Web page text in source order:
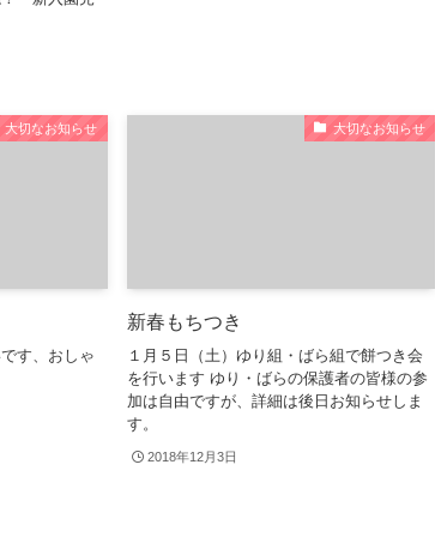
大切なお知らせ
す、おしゃ
大切なお知らせ
新春もちつき
１月５日（土）ゆり組・ばら組で餅つき会
を行います ゆり・ばらの保護者の皆様の参
加は自由ですが、詳細は後日お知らせしま
す。
2018年12月3日